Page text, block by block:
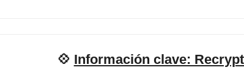
💠 Información clave: